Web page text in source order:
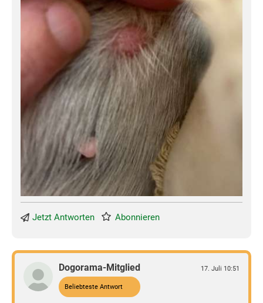
Jetzt Antworten Abonnieren
Dogorama-Mitglied
Beliebteste Antwort
17. Juli 10:51